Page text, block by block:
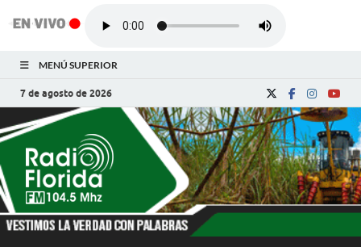
MENÚ SUPERIOR
7 de agosto de 2026
Radio Florida de
Cuba
Noticias y Actualidades de Florida, Camagüey,